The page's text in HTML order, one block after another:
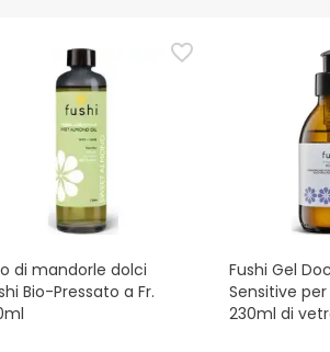
di mandorle dolci
Bio-Pressato a Fr.
Fushi Gel
Sensitive
230ml di